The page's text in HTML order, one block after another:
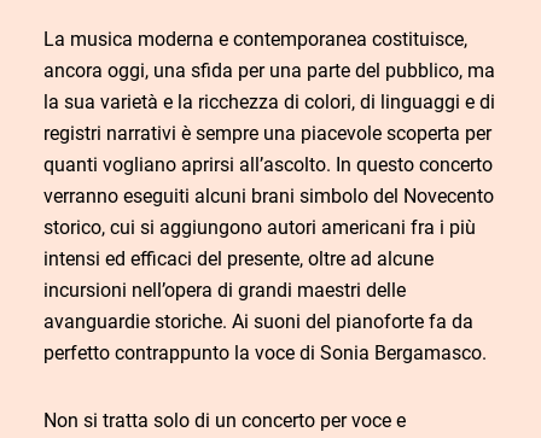
La musica moderna e contemporanea costituisce,
ancora oggi, una sfida per una parte del pubblico, ma
la sua varietà e la ricchezza di colori, di linguaggi e di
registri narrativi è sempre una piacevole scoperta per
quanti vogliano aprirsi all’ascolto. In questo concerto
verranno eseguiti alcuni brani simbolo del Novecento
storico, cui si aggiungono autori americani fra i più
intensi ed efficaci del presente, oltre ad alcune
incursioni nell’opera di grandi maestri delle
avanguardie storiche. Ai suoni del pianoforte fa da
perfetto contrappunto la voce di Sonia Bergamasco.
Non si tratta solo di un concerto per voce e